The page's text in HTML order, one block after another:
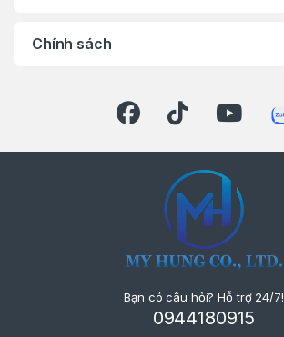
Chính sách
Bạn có câu hỏi? Hỗ trợ 24/7!
0944180915